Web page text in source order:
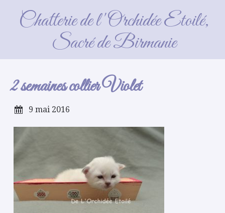
Chatterie de l'Orchidée Etoilé,
Sacré de Birmanie
2 semaines collier Violet
2 semaines collier Violet
9 mai 2016